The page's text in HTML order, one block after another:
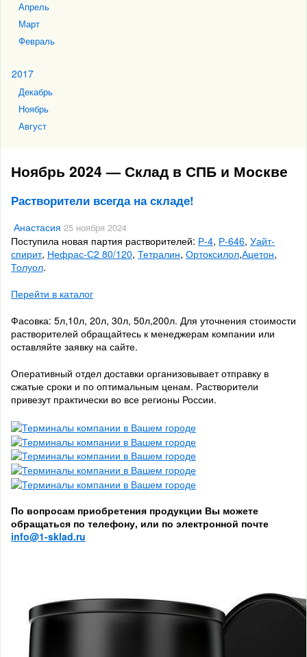
Апрель
Март
Февраль
2017
Декабрь
Ноябрь
Август
Ноябрь 2024 — Склад в СПБ и Москве
Растворители всегда на складе!
Анастасия 25 ноября 2024
Поступила новая партия растворителей: Р-4, Р-646, Уайт-
спирит, Нефрас-С2 80/120, Тетралин, Ортоксилол,Ацетон,
Толуол.
Перейти в каталог
Фасовка: 5л,10л, 20л, 30л, 50л,200л. Для уточнения стоимости
растворителей обращайтесь к менеджерам компании или
оставляйте заявку на сайте.
Оперативный отдел доставки организовывает отправку в
сжатые сроки и по оптимальным ценам. Растворители
привезут практически во все регионы России.
По вопросам приобретения продукции Вы можете
обращаться по телефону, или по электронной почте
info@1-sklad.ru